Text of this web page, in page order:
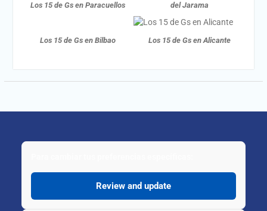
Los 15 de Gs en Paracuellos
del Jarama
Los 15 de Gs en Bilbao Los 15 de Gs en Alicante
Review and update